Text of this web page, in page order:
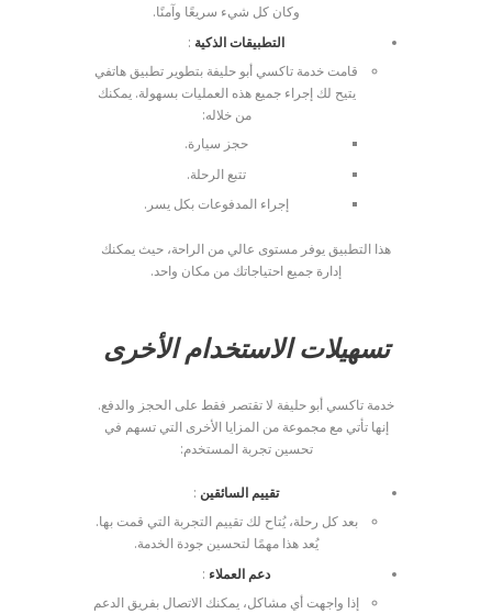
وكان كل شيء سريعًا وآمنًا.
التطبيقات الذكية :
قامت خدمة تاكسي أبو حليفة بتطوير تطبيق هاتفي
يتيح لك إجراء جميع هذه العمليات بسهولة. يمكنك
من خلاله:
حجز سيارة.
تتبع الرحلة.
إجراء المدفوعات بكل يسر.
هذا التطبيق يوفر مستوى عالي من الراحة، حيث يمكنك
إدارة جميع احتياجاتك من مكان واحد.
تسهيلات الاستخدام الأخرى
خدمة تاكسي أبو حليفة لا تقتصر فقط على الحجز والدفع.
إنها تأتي مع مجموعة من المزايا الأخرى التي تسهم في
تحسين تجربة المستخدم:
تقييم السائقين :
بعد كل رحلة، يُتاح لك تقييم التجربة التي قمت بها.
يُعد هذا مهمًا لتحسين جودة الخدمة.
دعم العملاء :
إذا واجهت أي مشاكل، يمكنك الاتصال بفريق الدعم